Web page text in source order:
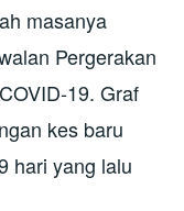
masanya
Pergerakan
19. Graf
kes baru
hari yang lalu